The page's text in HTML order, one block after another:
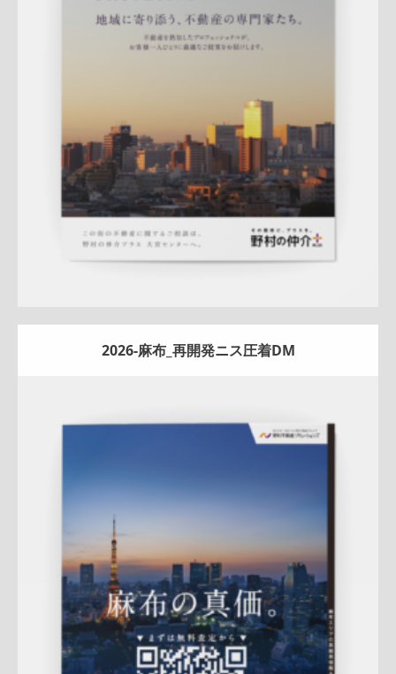
折りパンフレットエリア広告スタッフ紹介
詳しく見る
2026-麻布_再開発ニス圧着DM
Update:2026.02.18
折りパンフレット土地エリア広告 売却訴求査定 クール
プレミアム麻布営業部QRコード市場動向 相場
詳しく見る